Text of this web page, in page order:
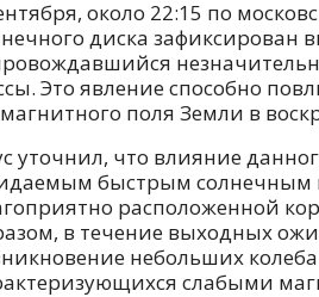
около 22:15 по
диска зафиксирован
Это явление способно
поля Земли в
уточнил, что влияние
быстрым солнечным
расположенной
в течение выходных
небольших
слабыми